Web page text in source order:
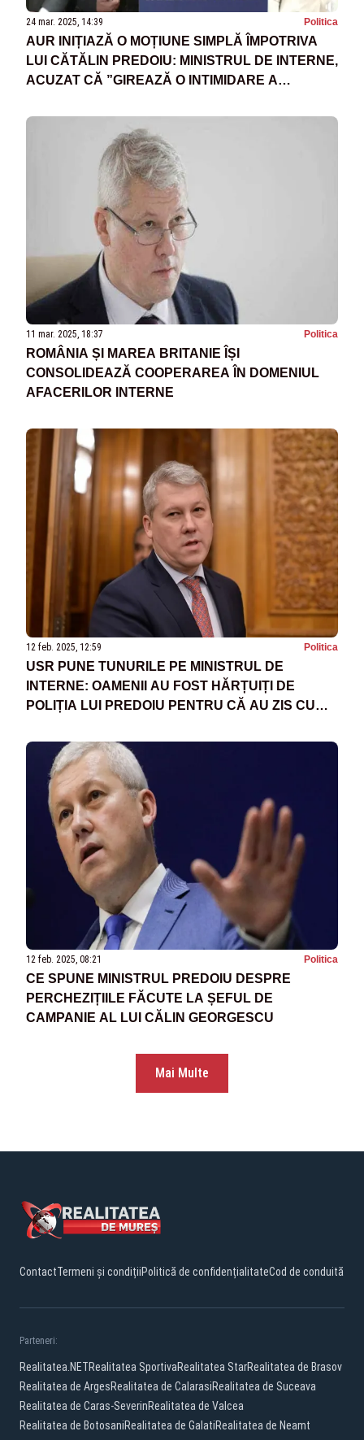
24 mar. 2025, 14:39 Politica
AUR INIȚIAZĂ O MOȚIUNE SIMPLĂ ÎMPOTRIVA
LUI CĂTĂLIN PREDOIU: MINISTRUL DE INTERNE,
ACUZAT CĂ ”GIREAZĂ O INTIMIDARE A
11 mar. 2025, 18:37 Politica
ROMÂNIA ȘI MAREA BRITANIE ÎȘI
CONSOLIDEAZĂ COOPERAREA ÎN DOMENIUL
AFACERILOR INTERNE
12 feb. 2025, 12:59 Politica
USR PUNE TUNURILE PE MINISTRUL DE
INTERNE: OAMENII AU FOST HĂRȚUIȚI DE
POLIȚIA LUI PREDOIU PENTRU CĂ AU ZIS CU
12 feb. 2025, 08:21 Politica
CE SPUNE MINISTRUL PREDOIU DESPRE
PERCHEZIȚIILE FĂCUTE LA ȘEFUL DE
CAMPANIE AL LUI CĂLIN GEORGESCU
Mai Multe
ContactTermeni și condițiiPolitică de confidențialitateCod de conduită
Parteneri:
Realitatea.NETRealitatea SportivaRealitatea StarRealitatea de Brasov
Realitatea de ArgesRealitatea de CalarasiRealitatea de Suceava
Realitatea de Caras-SeverinRealitatea de Valcea
Realitatea de BotosaniRealitatea de GalatiRealitatea de Neamt